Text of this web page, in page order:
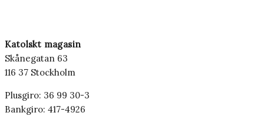
Katolskt magasin
Skånegatan 63
116 37 Stockholm
Plusgiro: 36 99 30-3
Bankgiro: 417-4926